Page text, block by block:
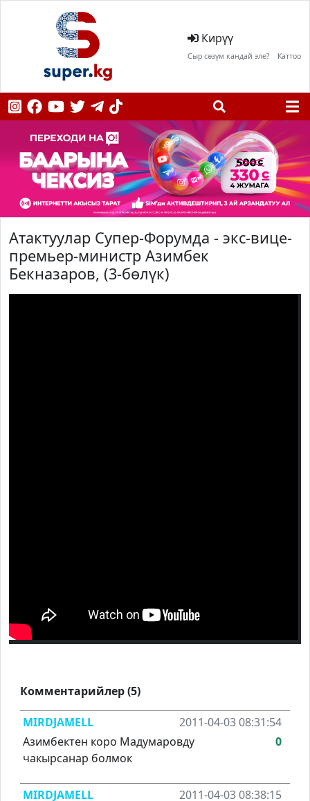
Кирүү
Сыр сөзүм кандай эле? Каттоо
Атактуулар Супер-Форумда - экс-вице-
премьер-министр Азимбек
Бекназаров, (3-бөлүк)
Комментарийлер (5)
MIRDJAMELL
2011-04-03 08:31:54
Азимбектен коро Мадумаровду
чакырсанар болмок
0
MIRDJAMELL
2011-04-03 08:38:15